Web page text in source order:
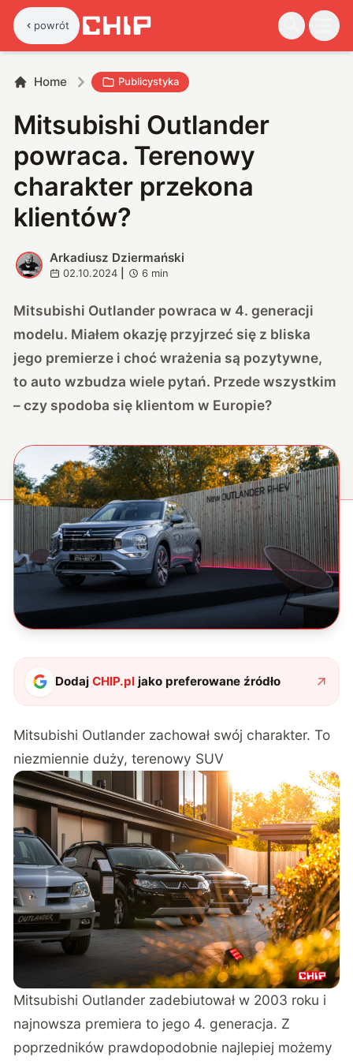
powrót
Home Publicystyka
Mitsubishi Outlander
powraca. Terenowy
charakter przekona
klientów?
A
Arkadiusz Dziermański
02.10.2024 6 min
Mitsubishi Outlander powraca w 4. generacji
modelu. Miałem okazję przyjrzeć się z bliska
jego premierze i choć wrażenia są pozytywne,
to auto wzbudza wiele pytań. Przede wszystkim
– czy spodoba się klientom w Europie?
DodajCHIP.pl jako preferowane źródło
Mitsubishi Outlander zachował swój charakter. To
niezmiennie duży, terenowy SUV
Mitsubishi Outlander zadebiutował w 2003 roku i
najnowsza premiera to jego 4. generacja. Z
poprzedników prawdopodobnie najlepiej możemy